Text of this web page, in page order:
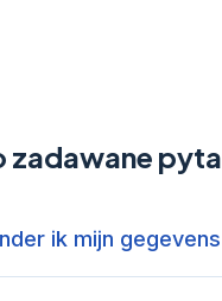
zadawane
ik mijn